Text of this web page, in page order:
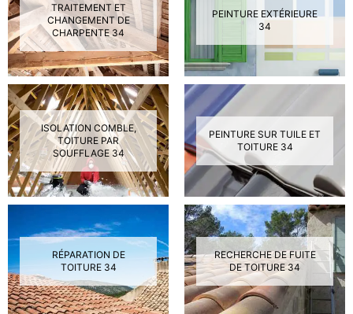
TRAITEMENT ET
CHANGEMENT DE
CHARPENTE 34
PEINTURE EXTÉRIEURE
34
ISOLATION COMBLE,
TOITURE PAR
SOUFFLAGE 34
PEINTURE SUR TUILE ET
TOITURE 34
RÉPARATION DE
TOITURE 34
RECHERCHE DE FUITE
DE TOITURE 34